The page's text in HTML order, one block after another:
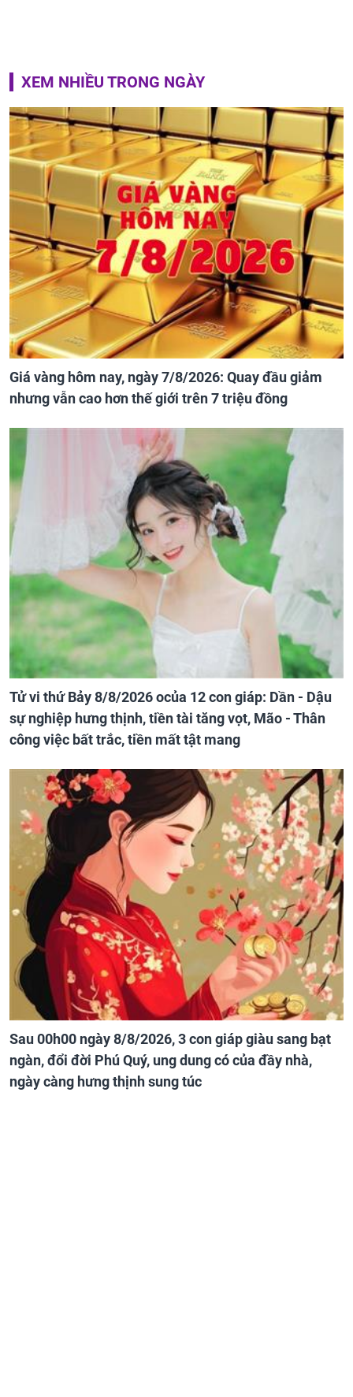
XEM NHIỀU TRONG NGÀY
Giá vàng hôm nay, ngày 7/8/2026: Quay đầu giảm
nhưng vẫn cao hơn thế giới trên 7 triệu đồng
Tử vi thứ Bảy 8/8/2026 ocủa 12 con giáp: Dần - Dậu
sự nghiệp hưng thịnh, tiền tài tăng vọt, Mão - Thân
công việc bất trắc, tiền mất tật mang
Sau 00h00 ngày 8/8/2026, 3 con giáp giàu sang bạt
ngàn, đổi đời Phú Quý, ung dung có của đầy nhà,
ngày càng hưng thịnh sung túc